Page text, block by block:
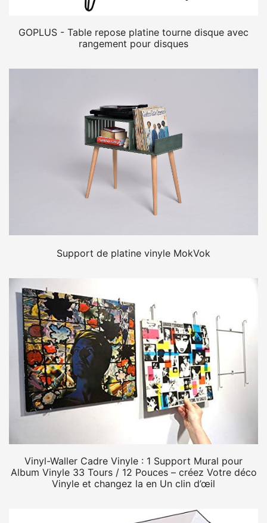
GOPLUS - Table repose platine tourne disque avec
rangement pour disques
Support de platine vinyle MokVok
Vinyl-Waller Cadre Vinyle : 1 Support Mural pour
Album Vinyle 33 Tours / 12 Pouces – créez Votre déco
Vinyle et changez la en Un clin d’œil